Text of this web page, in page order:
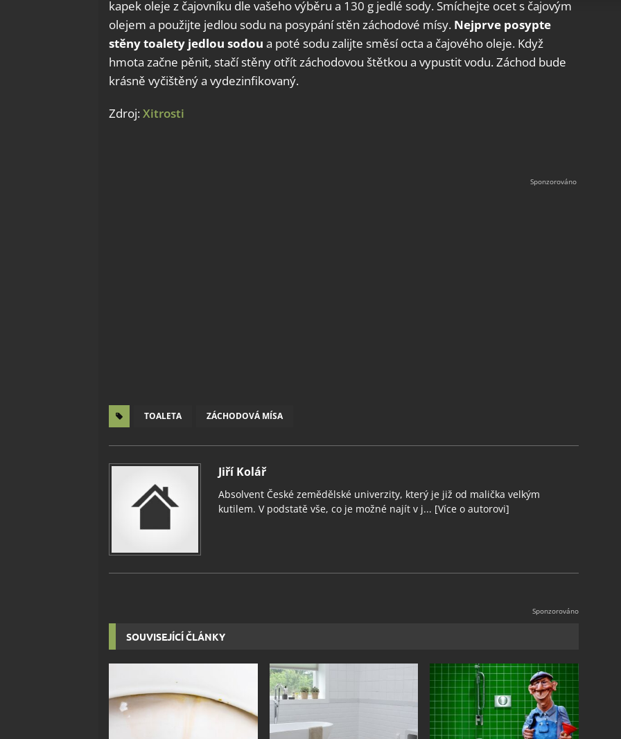
Zajištění bezpečnosti, předcházení a zjišťování podvodů a
odstraňování chyb, Poskytování a zobrazování reklamy a obsahu,
Ukládání a sdělování voleb ochrany osobních údajů.
kapek oleje z čajovníku dle vašeho výběru a 130 g jedlé sody. Smíchejte ocet s čajovým
olejem a použijte jedlou sodu na posypání stěn záchodové mísy. Nejprve posypte
stěny toalety jedlou sodou a poté sodu zalijte směsí octa a čajového oleje. Když
hmota začne pěnit, stačí stěny otřít záchodovou štětkou a vypustit vodu. Záchod bude
krásně vyčištěný a vydezinfikovaný.
Zdroj:Xitrosti
TOALETA ZÁCHODOVÁ MÍSA
Jiří Kolář
Absolvent České zemědělské univerzity, který je již od malička velkým
kutilem. V podstatě vše, co je možné najít v j... [Více o autorovi]
SOUVISEJÍCÍ ČLÁNKY